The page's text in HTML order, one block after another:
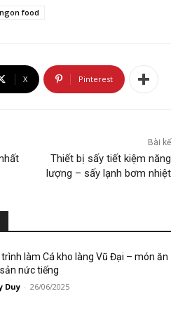
food
X Pinterest
Bài kế
Thiết bị sấy tiết kiệm năng
lượng – sấy lạnh bơm nhiệt
trình làm Cá kho làng Vũ Đại – món ăn
nức tiếng
Duy - 26/06/2025